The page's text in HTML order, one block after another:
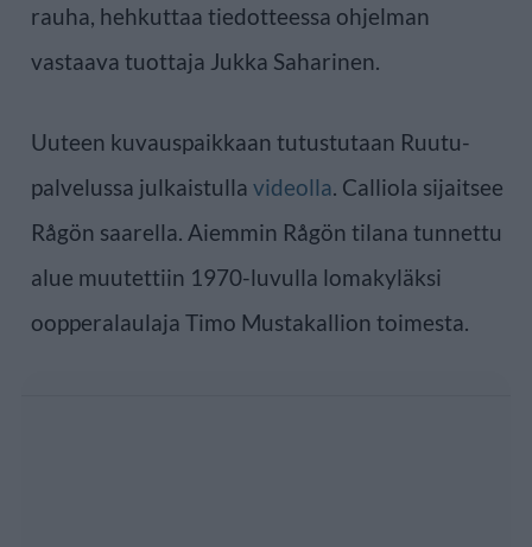
rauha, hehkuttaa tiedotteessa ohjelman
vastaava tuottaja Jukka Saharinen.
Uuteen kuvauspaikkaan tutustutaan Ruutu-
palvelussa julkaistulla videolla. Calliola sijaitsee
Rågön saarella. Aiemmin Rågön tilana tunnettu
alue muutettiin 1970-luvulla lomakyläksi
oopperalaulaja Timo Mustakallion toimesta.